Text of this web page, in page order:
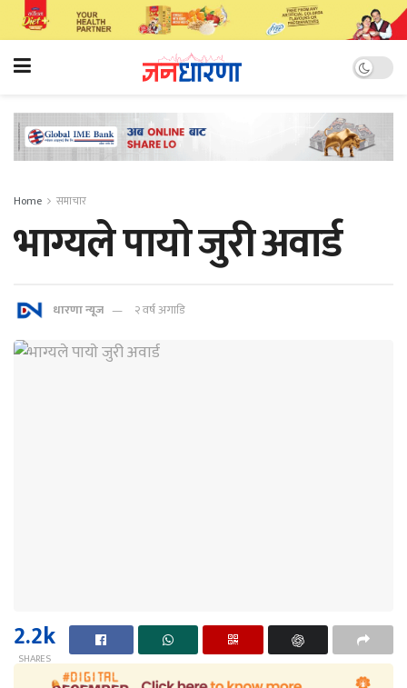
Home समाचार
भाग्यले पायाे जुरी अवार्ड
धारणा न्यूज २ वर्ष अगाडि
2.2k
SHARES